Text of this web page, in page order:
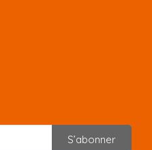
S’abonner